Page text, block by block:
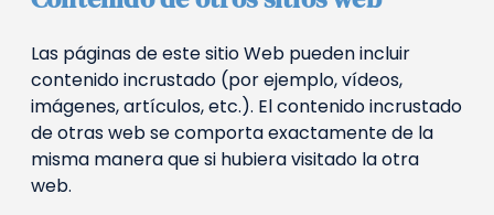
Las páginas de este sitio Web pueden incluir
contenido incrustado (por ejemplo, vídeos,
imágenes, artículos, etc.). El contenido incrustado
de otras web se comporta exactamente de la
misma manera que si hubiera visitado la otra
web.